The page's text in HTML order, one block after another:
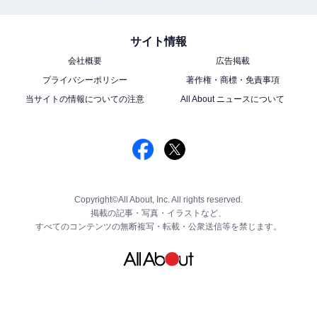
サイト情報
会社概要
広告掲載
プライバシーポリシー
著作権・商標・免責事項
当サイトの情報についての注意
All About ニュースについて
Copyright©All About, Inc. All rights reserved.
掲載の記事・写真・イラストなど、
すべてのコンテンツの無断複写・転載・公衆送信等を禁じます。